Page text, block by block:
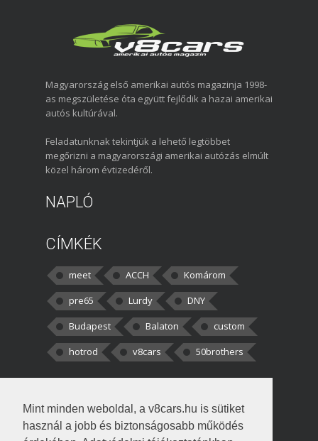
Mint minden weboldal, a v8cars.hu is sütiket
használ a jobb és biztonságosabb működés
Magyarország első amerikai autós magazinja 1998-
as megszületése óta együtt fejlődik a hazai amerikai
autós kultúrával.
Feladatunknak tekintjük a lehető legtöbbet
megőrizni a magyarországi amerikai autózás elmúlt
közel három évtizedéről.
NAPLÓ
CÍMKÉK
meet ACCH
Komárom
pre65
Lurdy
DNY
Budapest
Balaton
custom
hotrod
v8cars 50brothers
kortisz:Elszúrtam! Én csak két
darabbaal számoltam. Nem tudtam, hogy fél autót,